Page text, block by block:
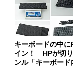
キーボードの中に
イン！ HPが切
ンル「キーボード